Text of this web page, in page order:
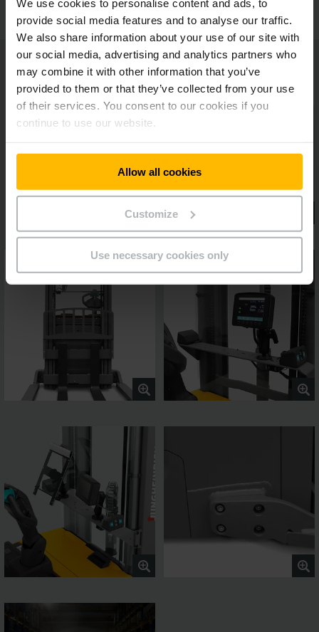
We use cookies to personalise content and ads, to
provide social media features and to analyse our traffic.
We also share information about your use of our site with
our social media, advertising and analytics partners who
may combine it with other information that you’ve
provided to them or that they’ve collected from your use
of their services. You consent to our cookies if you
continue to use our website.
Allow all cookies
Customize
Use necessary cookies only